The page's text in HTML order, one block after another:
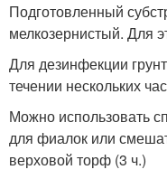
Подготовленный
мелкозернистый. Для
Для дезинфекции
течении нескольких
Можно использовать
для фиалок или
верховой торф (3 ч.)